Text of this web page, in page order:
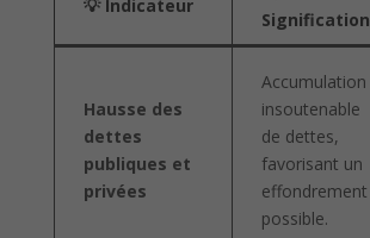
💡 Indicateur
Signification
Hausse des
dettes
publiques et
privées
Accumulation
insoutenable
de dettes,
favorisant un
effondrement
possible.